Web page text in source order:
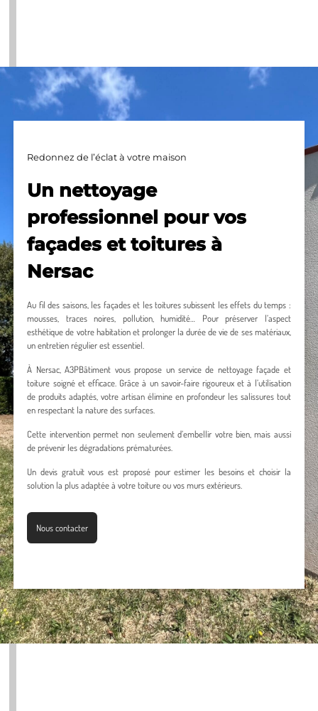
Redonnez de l’éclat à votre maison
Un nettoyage
professionnel pour vos
façades et toitures à
Nersac
Au fil des saisons, les façades et les toitures subissent les effets du temps :
mousses, traces noires, pollution, humidité… Pour préserver l’aspect
esthétique de votre habitation et prolonger la durée de vie de ses matériaux,
un entretien régulier est essentiel.
À Nersac, A3PBâtiment vous propose un service de nettoyage façade et
toiture soigné et efficace. Grâce à un savoir-faire rigoureux et à l’utilisation
de produits adaptés, votre artisan élimine en profondeur les salissures tout
en respectant la nature des surfaces.
Cette intervention permet non seulement d’embellir votre bien, mais aussi
de prévenir les dégradations prématurées.
Un devis gratuit vous est proposé pour estimer les besoins et choisir la
solution la plus adaptée à votre toiture ou vos murs extérieurs.
Nous contacter